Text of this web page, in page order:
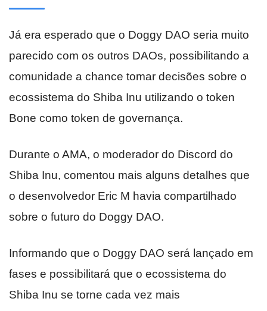
Já era esperado que o Doggy DAO seria muito
parecido com os outros DAOs, possibilitando a
comunidade a chance tomar decisões sobre o
ecossistema do Shiba Inu utilizando o token
Bone como token de governança.
Durante o AMA, o moderador do Discord do
Shiba Inu, comentou mais alguns detalhes que
o desenvolvedor Eric M havia compartilhado
sobre o futuro do Doggy DAO.
Informando que o Doggy DAO será lançado em
fases e possibilitará que o ecossistema do
Shiba Inu se torne cada vez mais